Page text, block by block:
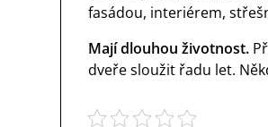
fasádou, interiérem,
Mají dlouhou životnost.
dveře sloužit řadu let.